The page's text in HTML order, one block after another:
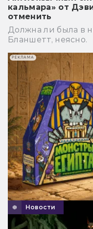
кальмара» от
отменить
Должна ли была в
Бланшетт, неясно.
Новости
РЕКЛАМА